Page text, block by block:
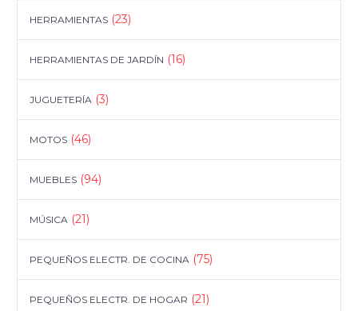
HERRAMIENTAS (23)
HERRAMIENTAS DE JARDÍN (16)
JUGUETERÍA (3)
MOTOS (46)
MUEBLES (94)
MÚSICA (21)
PEQUEÑOS ELECTR. DE COCINA (75)
PEQUEÑOS ELECTR. DE HOGAR (21)